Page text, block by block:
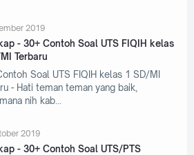
2019
- 30+ Contoh Soal UTS FIQIH kelas
Terbaru
Soal UTS FIQIH kelas 1 SD/MI
- Hati teman teman yang baik,
nih kab
2019
- 30+ Contoh Soal UTS/PTS